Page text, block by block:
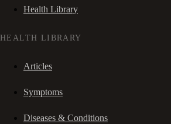
Health Library
HEALTH LIBRARY
Articles
Symptoms
Diseases & Conditions